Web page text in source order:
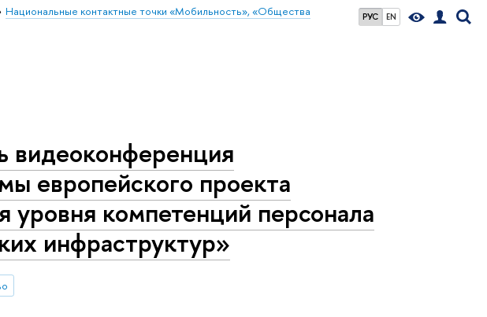
РУС EN
Национальные контактные точки «Мобильность», «Общества
видеоконференция
европейского проекта
компетенций персонала
инфраструктур»